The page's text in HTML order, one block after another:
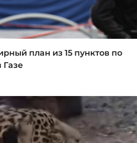
план из 15 пунктов по
Газе